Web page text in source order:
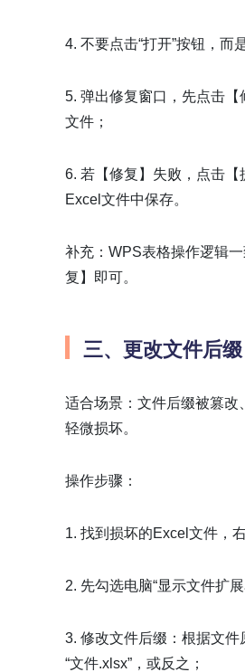
4. 不要点击“打开”按钮，而
5. 弹出修复窗口，先点击
文件；
6. 若【修复】失败，点击
Excel文件中保存。
补充：WPS表格操作逻辑
复】即可。
三、更改文件后
适合场景：文件后缀被篡改
轻微损坏。
操作步骤：
1. 找到损坏的Excel文件，
2. 先勾选电脑“显示文件扩
3. 修改文件后缀：根据文
“文件.xlsx”，或反之；